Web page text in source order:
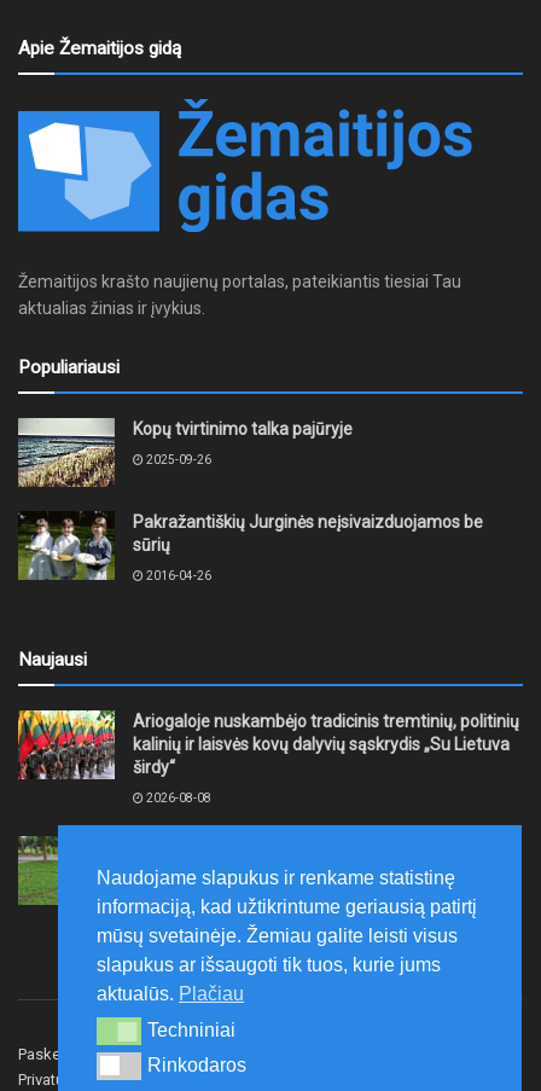
Apie Žemaitijos gidą
Žemaitijos krašto naujienų portalas, pateikiantis tiesiai Tau
aktualias žinias ir įvykius.
Populiariausi
Kopų tvirtinimo talka pajūryje
2025-09-26
Pakražantiškių Jurginės neįsivaizduojamos be
sūrių
2016-04-26
Naujausi
Ariogaloje nuskambėjo tradicinis tremtinių, politinių
kalinių ir laisvės kovų dalyvių sąskrydis „Su Lietuva
širdy“
2026-08-08
laikytis Kelių eismo taisyklių, tausoti aplinką
2026-08-08
Paskelbk naujieną Rašyti redakcijai
Privatumo politika
Naudojame slapukus ir renkame statistinę
informaciją, kad užtikrintume geriausią patirtį
mūsų svetainėje. Žemiau galite leisti visus
slapukus ar išsaugoti tik tuos, kurie jums
aktualūs. Plačiau
Techniniai
Techniniai
Rinkodaros
Rinkodaros